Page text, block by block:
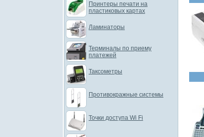
Принтеры печати на
пластиковых картах
Ламинаторы
Терминалы по приему
платежей
Таксометры
Противокражные системы
Точки доступа Wi Fi